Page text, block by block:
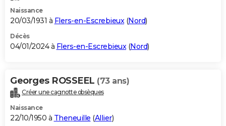
Naissance
20/03/1931 à Flers-en-Escrebieux(Nord)
Décès
04/01/2024 à Flers-en-Escrebieux(Nord)
Georges ROSSEEL (73 ans)
Créer une cagnotte obsèques
Naissance
22/10/1950 à Theneuille (Allier)